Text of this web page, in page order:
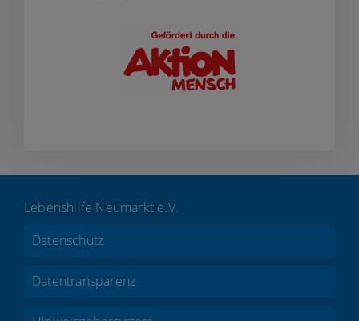
Lebenshilfe Neumarkt e.V.
Datenschutz
Datentransparenz